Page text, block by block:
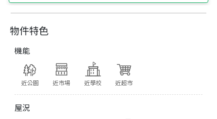
物件特色
機能
近公園 近市場 近學校 近超市
屋況